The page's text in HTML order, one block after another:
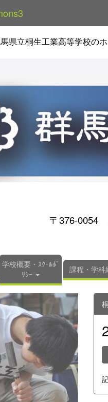
県立桐生工業高等学校の
〒376-0054
学校概要・ｽｸｰﾙﾎﾟ
ﾘｼｰ
課程・学科